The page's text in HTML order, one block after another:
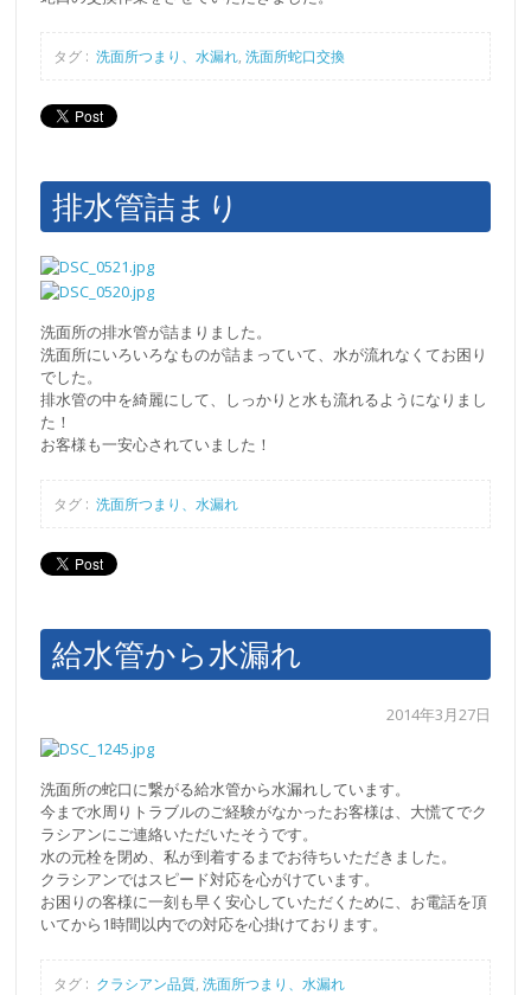
タグ :洗面所つまり、水漏れ,洗面所蛇口交換
排水管詰まり
洗面所の排水管が詰まりました。
洗面所にいろいろなものが詰まっていて、水が流れなくてお困り
でした。
排水管の中を綺麗にして、しっかりと水も流れるようになりまし
た！
お客様も一安心されていました！
タグ :洗面所つまり、水漏れ
給水管から水漏れ
2014年3月27日
洗面所の蛇口に繋がる給水管から水漏れしています。
今まで水周りトラブルのご経験がなかったお客様は、大慌てでク
ラシアンにご連絡いただいたそうです。
水の元栓を閉め、私が到着するまでお待ちいただきました。
クラシアンではスピード対応を心がけています。
お困りの客様に一刻も早く安心していただくために、お電話を頂
いてから1時間以内での対応を心掛けております。
タグ : クラシアン品質,洗面所つまり、水漏れ